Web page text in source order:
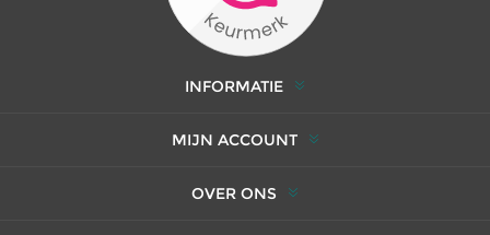
INFORMATIE
MIJN ACCOUNT
OVER ONS